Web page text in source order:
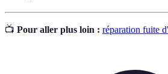
📺 Pour aller plus loin : réparation fuite